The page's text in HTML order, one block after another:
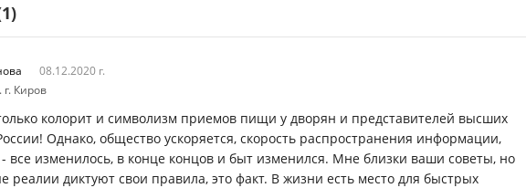
08.12.2020 г.
г. Киров
колорит и символизм приемов пищи у дворян и представителей высших
Однако, общество ускоряется, скорость распространения информации,
все изменилось, в конце концов и быт изменился. Мне близки ваши советы, но
реалии диктуют свои правила, это факт. В жизни есть место для быстрых